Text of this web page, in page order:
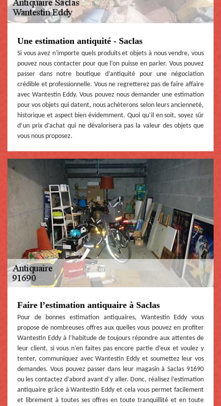
Une estimation antiquité - Saclas
Si vous avez n'importe quels produits et objets à nous vendre, vous
pouvez nous contacter pour que l’on puisse en parler. Vous pouvez
passer dans notre boutique d’antiquité pour une négociation
crédible et professionnelle. Vous ne regretterez pas de faire affaire
avec Wantestin Eddy. Vous pouvez nous demander une estimation
pour vos objets qui datent, nous achèterons selon leurs ancienneté,
historique et aspect bien évidemment. Quoi qu’il en soit, soyez sûr
d’un prix d’achat qui ne dévalorisera pas la valeur des objets que
vous nous proposez.
Faire l’estimation antiquaire à Saclas
Pour de bonnes estimation antiquaires, Wantestin Eddy vous
propose de nombreuses offres aux quelles vous pouvez en profiter
Wantestin Eddy à l’habitude de toujours répondre aux attentes de
leur client, si vous n’en faites pas encore partie d’eux et voulez y
tenter, communiquez avec Wantestin Eddy et soumettez leur vos
demandes. Vous pouvez passer dans leur magasin à Saclas 91690
ou les contactez d’abord avant d’y aller. Donc, réalisez l’estimation
antiquaire grâce à Wantestin Eddy et cela vous permet facilement
et librement à toutes ses offres en toute tranquillité et en toute